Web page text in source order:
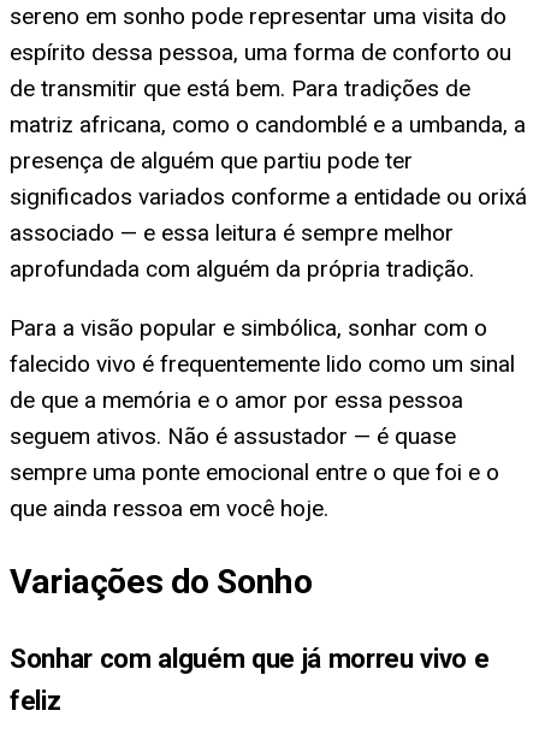
sereno em sonho pode representar uma visita do
espírito dessa pessoa, uma forma de conforto ou
de transmitir que está bem. Para tradições de
matriz africana, como o candomblé e a umbanda, a
presença de alguém que partiu pode ter
significados variados conforme a entidade ou orixá
associado — e essa leitura é sempre melhor
aprofundada com alguém da própria tradição.
Para a visão popular e simbólica, sonhar com o
falecido vivo é frequentemente lido como um sinal
de que a memória e o amor por essa pessoa
seguem ativos. Não é assustador — é quase
sempre uma ponte emocional entre o que foi e o
que ainda ressoa em você hoje.
Variações do Sonho
Sonhar com alguém que já morreu vivo e
feliz